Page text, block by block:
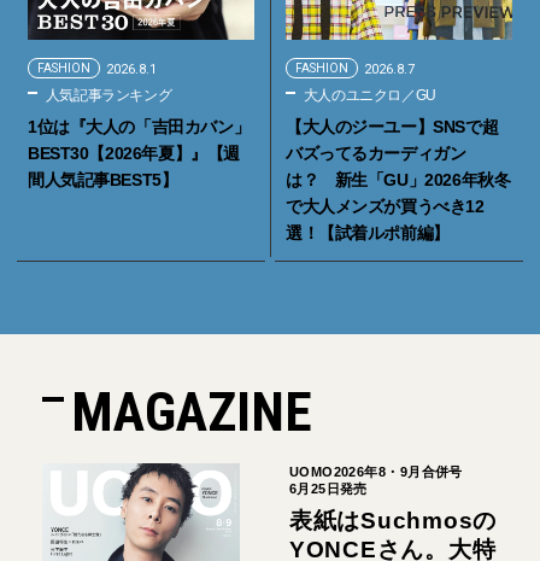
FASHION 2026.8.1
人気記事ランキング
1位は『大人の「吉田カバン」
BEST30【2026年夏】』【週
間人気記事BEST5】
FASHION 2026.8.7
大人のユニクロ／GU
【大人のジーユー】SNSで超
バズってるカーディガン
は？ 新生「GU」2026年秋冬
で大人メンズが買うべき12
選！【試着ルポ前編】
MAGAZINE
UOMO2026年8・9月合併号
6月25日発売
表紙はSuchmosの
YONCEさん。大特